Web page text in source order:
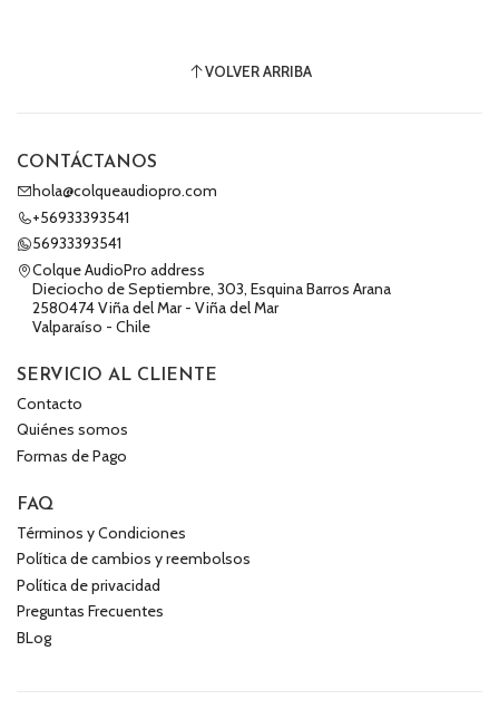
VOLVER ARRIBA
CONTÁCTANOS
hola@colqueaudiopro.com
+56933393541
56933393541
Colque AudioPro address
Dieciocho de Septiembre, 303, Esquina Barros Arana
2580474 Viña del Mar - Viña del Mar
Valparaíso - Chile
SERVICIO AL CLIENTE
Contacto
Quiénes somos
Formas de Pago
FAQ
Términos y Condiciones
Política de cambios y reembolsos
Política de privacidad
Preguntas Frecuentes
BLog